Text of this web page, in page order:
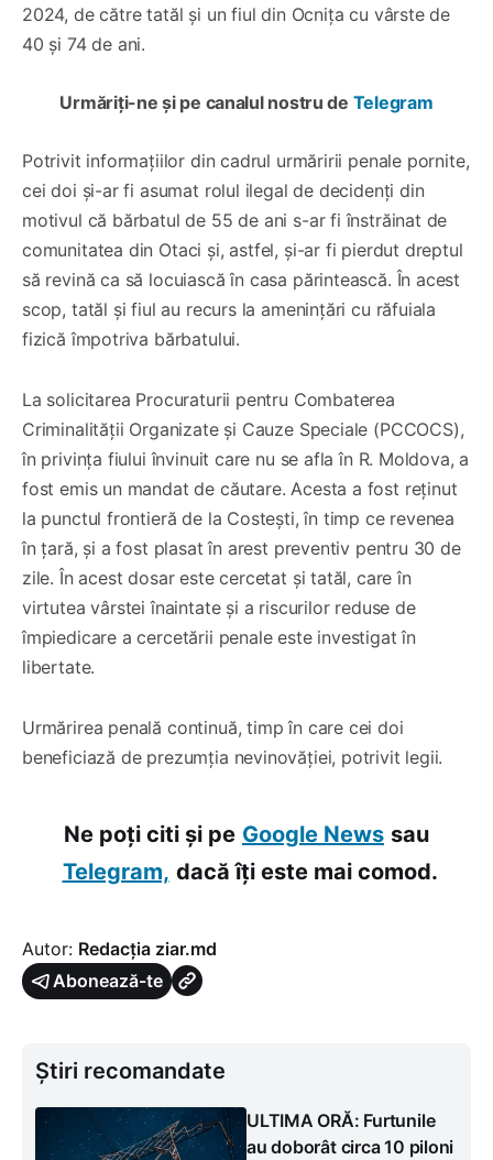
2024, de către tatăl și un fiul din Ocnița cu vârste de
40 și 74 de ani.
Urmăriți-ne și pe canalul nostru de Telegram
Potrivit informațiilor din cadrul urmăririi penale pornite,
cei doi și-ar fi asumat rolul ilegal de decidenți din
motivul că bărbatul de 55 de ani s-ar fi înstrăinat de
comunitatea din Otaci și, astfel, și-ar fi pierdut dreptul
să revină ca să locuiască în casa părintească. În acest
scop, tatăl și fiul au recurs la amenințări cu răfuiala
fizică împotriva bărbatului.
La solicitarea Procuraturii pentru Combaterea
Criminalității Organizate și Cauze Speciale (PCCOCS),
în privința fiului învinuit care nu se afla în R. Moldova, a
fost emis un mandat de căutare. Acesta a fost reținut
la punctul frontieră de la Costești, în timp ce revenea
în țară, și a fost plasat în arest preventiv pentru 30 de
zile. În acest dosar este cercetat și tatăl, care în
virtutea vârstei înaintate și a riscurilor reduse de
împiedicare a cercetării penale este investigat în
libertate.
Urmărirea penală continuă, timp în care cei doi
beneficiază de prezumția nevinovăției, potrivit legii.
Ne poți citi și pe Google News sau
Telegram, dacă îți este mai comod.
Autor: Redacția ziar.md
Abonează-te
Știri recomandate
ULTIMA ORĂ: Furtunile
au doborât circa 10 piloni